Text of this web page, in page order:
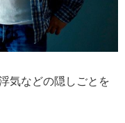
気などの隠しごとを